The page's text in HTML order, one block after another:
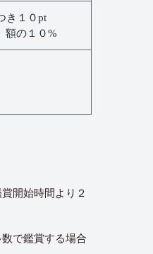
き１０pt
額の１０%
開始時間より２
で鑑賞する場合